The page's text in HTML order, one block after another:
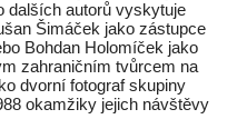
dalších autorů vyskytuje
Šimáček jako zástupce
Bohdan Holomíček jako
zahraničním tvůrcem na
dvorní fotograf skupiny
okamžiky jejich návštěvy